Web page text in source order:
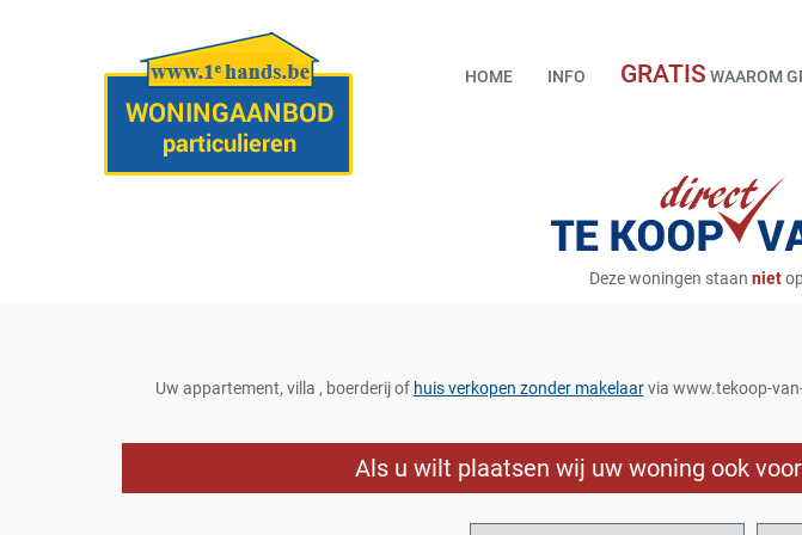
HOME INFO GRATIS WAAROM
Deze woningen staan niet
Uw appartement, villa , boerderij of huis verkopen zonder makelaarvia www.tekoop-
Als u wilt plaatsen wij uw woning ook